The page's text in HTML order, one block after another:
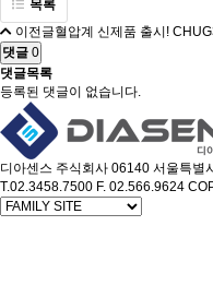
목록
이전글혈압계 신제품 출시!
댓글 0
댓글목록
등록된 댓글이 없습니다.
디아센스 주식회사 06140 서울특별
T.02.3458.7500 F. 02.566.9624